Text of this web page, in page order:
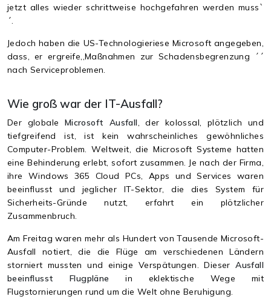
jetzt alles wieder schrittweise hochgefahren werden muss`
´.
Jedoch haben die US-Technologieriese Microsoft angegeben,
dass, er ergreife,,Maßnahmen zur Schadensbegrenzung ´´
nach Serviceproblemen.
Wie groß war der IT-Ausfall?
Der globale Microsoft Ausfall , der kolossal, plötzlich und
tiefgreifend ist, ist kein wahrscheinliches gewöhnliches
Computer-Problem. Weltweit, die Microsoft Systeme hatten
eine Behinderung erlebt, sofort zusammen. Je nach der Firma,
ihre Windows 365 Cloud PCs, Apps und Services waren
beeinflusst und jeglicher IT-Sektor, die dies System für
Sicherheits-Gründe nutzt, erfahrt ein plötzlicher
Zusammenbruch.
Am Freitag waren mehr als Hundert von Tausende Microsoft-
Ausfall notiert, die die Flüge am verschiedenen Ländern
storniert mussten und einige Verspätungen. DieserAusfall
beeinflusst Flugpläne in eklektische Wege mit
Flugstornierungen rund um die Welt ohne Beruhigung.